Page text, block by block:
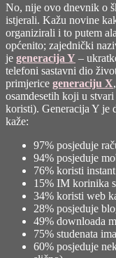
No, nije ovo dnevnik o
istjerali. Kažu novine
organizirali i to putem
općenito; zajednički
je generacija Y –
telefoni sastavni dio
primjerice generaciju X
osamdesetih koji u stvari
koristi). Generacija Y je
kaže:
97% posjeduje
94% posjeduje
76% koristi
15% IM korinika
34% koristi web
28% posjeduje
49% downloada
75% studenata
60% posjeduje